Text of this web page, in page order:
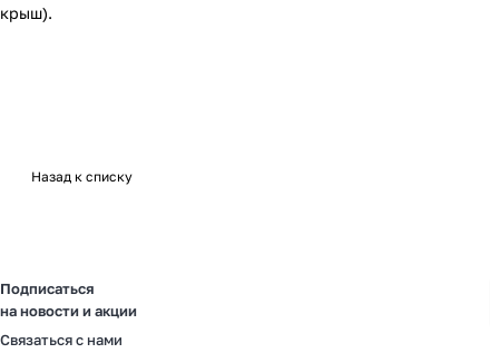
крыш).
Назад к списку
Подписаться
на новости и акции
Связаться с нами